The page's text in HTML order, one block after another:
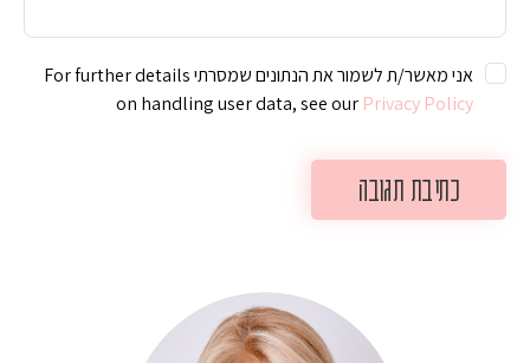
אני מאשר/ת לשמור את הנתונים שמסרתי For further details
on handling user data, see our Privacy Policy